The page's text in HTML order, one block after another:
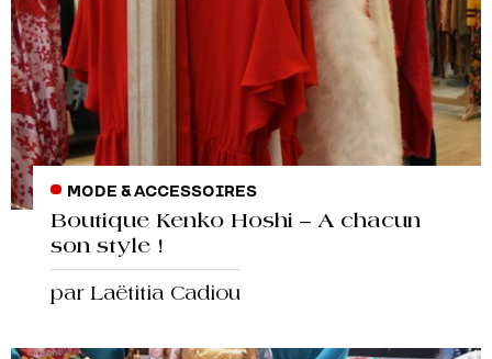
MODE & ACCESSOIRES
Boutique Kenko Hoshi – A chacun
son style !
par Laëtitia Cadiou